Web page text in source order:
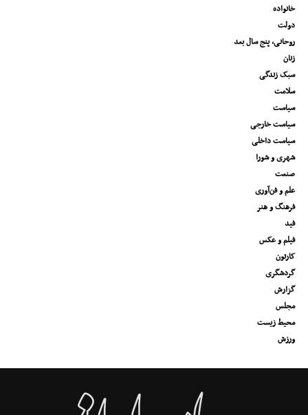
خانواده
دولت
روحانی، پنج سال بعد
زنان
سبک زندگی
سلامت
سیاست
سیاست خارجی
سیاست داخلی
شهری و شورا
صنعت
علم و فن‌آوری
فرهنگ و هنر
فید
فیلم و عکس
کارتون
گردشگری
گزارش
مجلس
محیط زیست
ورزش